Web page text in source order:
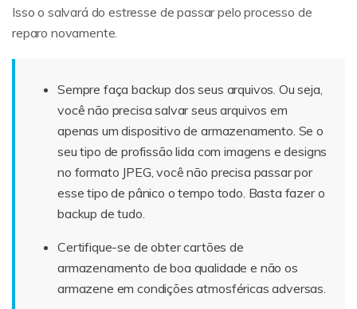
Isso o salvará do estresse de passar pelo processo de
reparo novamente.
Sempre faça backup dos seus arquivos. Ou seja,
você não precisa salvar seus arquivos em
apenas um dispositivo de armazenamento. Se o
seu tipo de profissão lida com imagens e designs
no formato JPEG, você não precisa passar por
esse tipo de pânico o tempo todo. Basta fazer o
backup de tudo.
Certifique-se de obter cartões de
armazenamento de boa qualidade e não os
armazene em condições atmosféricas adversas.